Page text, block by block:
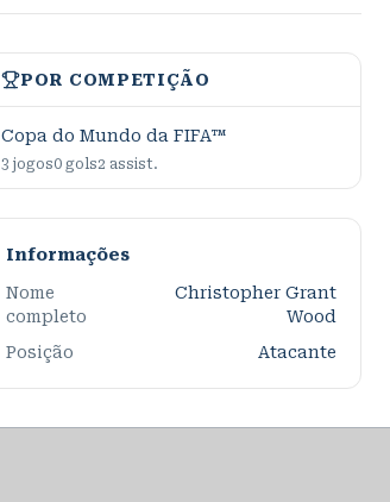
POR COMPETIÇÃO
Copa do Mundo da FIFA™
3 jogos0 gols2 assist.
Informações
Nome
completo
Christopher Grant
Wood
Posição
Atacante